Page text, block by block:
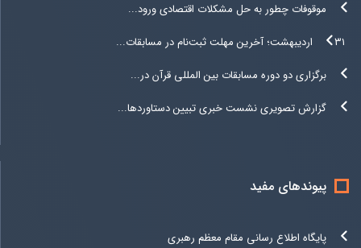
موقوفات چطور به حل مشکلات اقتصادی ورود...
۳۱ اردیبهشت؛ آخرین مهلت ثبت‌نام در مسابقات...
برگزاری دو دوره مسابقات بین المللی قرآن در...
گزارش تصویری نشست خبری تبیین دستاوردها...
پیوندهای مفید
پایگاه اطلاع رسانی مقام معظم رهبری